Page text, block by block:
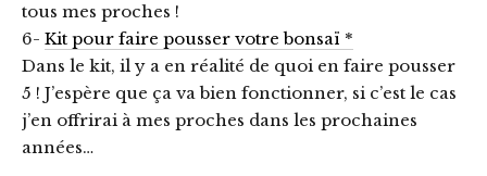
tous mes proches !
6- Kit pour faire pousser votre bonsaï *
Dans le kit, il y a en réalité de quoi en faire pousser
5 ! J’espère que ça va bien fonctionner, si c’est le cas
j’en offrirai à mes proches dans les prochaines
années…